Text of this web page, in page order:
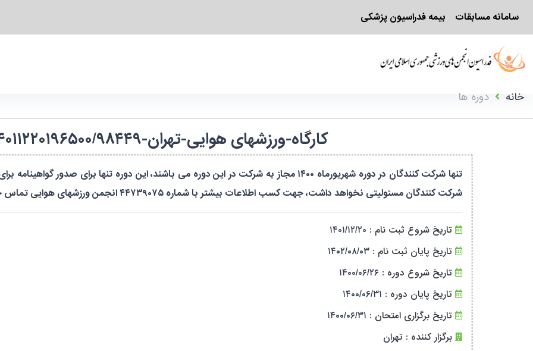
سامانه مسابقات بیمه فدراسیون پزشکی
خانه دوره ها
کارگاه-ورزشهای هوایی-تهران-۱۴۰۱۱۲۲۰۱۹۶۵۰۰/۹۸۴۴۹-مشترک
تنها شرکت کنندگان در دوره شهریورماه ۱۴۰۰ مجاز به شرکت در این دوره می باشند، این دوره تنها برای
شرکت کنندگان مسئولیتی نخواهد داشت، جهت کسب اطلاعات بیشتر با شماره ۴۴۷۳۹۰۷۵ انجمن ورزشهای هوایی تماس حاصل نمایید.
تاریخ شروع ثبت نام : ۱۴۰۱/۱۲/۲۰
تاریخ پایان ثبت نام : ۱۴۰۲/۰۸/۰۳
تاریخ شروع دوره : ۱۴۰۰/۰۶/۲۶
تاریخ پایان دوره : ۱۴۰۰/۰۶/۳۱
تاریخ برگزاری امتحان : ۱۴۰۰/۰۶/۳۱
برگزار کننده : تهران